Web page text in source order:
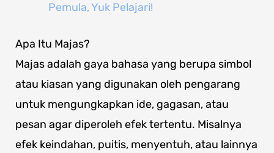
Pemula, Yuk Pelajari!
Apa Itu Majas?
Majas adalah gaya bahasa yang berupa simbol
atau kiasan yang digunakan oleh pengarang
untuk mengungkapkan ide, gagasan, atau
pesan agar diperoleh efek tertentu. Misalnya
efek keindahan, puitis, menyentuh, atau lainnya